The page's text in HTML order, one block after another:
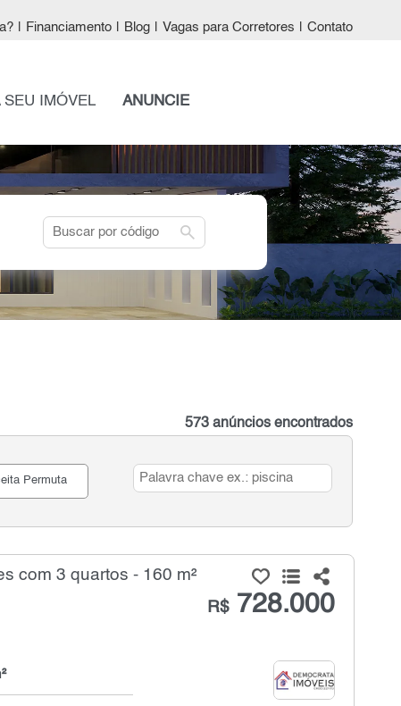
Financiamento Blog Vagas para Corretores Contato
SEU IMÓVEL ANUNCIE
search
573 anúncios encontrados
Permuta
com 3 quartos - 160 m²
R$728.000